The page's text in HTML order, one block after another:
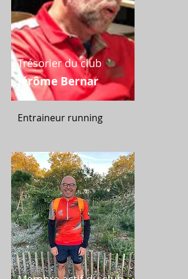
Trésorier du club
Jérôme Bernar
Entraineur running